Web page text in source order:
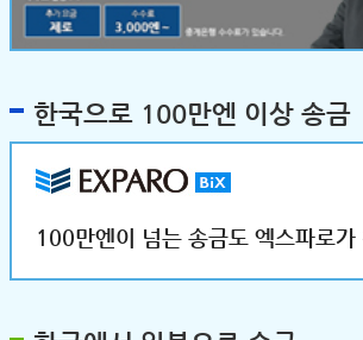
한국으로 100만엔 이상 송금
100만엔이 넘는 송금도 엑스파로가